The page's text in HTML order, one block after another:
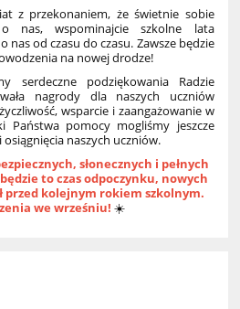
z przekonaniem, że świetnie sobie
o nas, wspominajcie szkolne lata
nas od czasu do czasu. Zawsze będzie
na nowej drodze!
serdeczne podziękowania Radzie
nagrody dla naszych uczniów
wsparcie i zaangażowanie w
Państwa pomocy mogliśmy jeszcze
osiągnięcia naszych uczniów.
słonecznych i pełnych
to czas odpoczynku, nowych
przed kolejnym rokiem szkolnym.
we wrześniu! ☀️